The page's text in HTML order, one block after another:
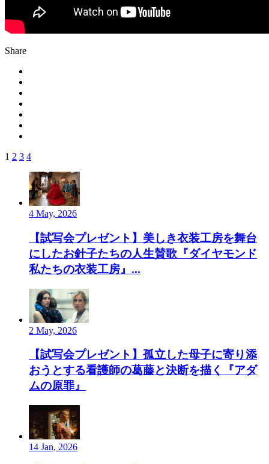
Share
1 2 3 4
4 May, 2026
【試写会プレゼント】美しき衣装工房を舞台
にしたお針子たちの人生賛歌『ダイヤモンド
私たちの衣装工房』...
2 May, 2026
【試写会プレゼント】孤立した母子に寄り添
おうとする看護師の葛藤と決断を描く『アダ
ムの原罪』
14 Jan, 2026